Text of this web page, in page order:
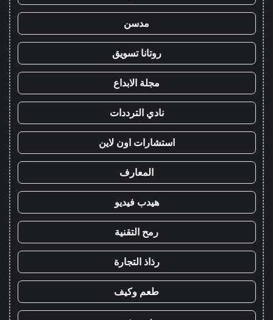
مدسن
روتانا تسويق
مجلة الابداع
نادي الترددات
استشارات اون لاين
المعارف
هيدب فيديو
رمح التقنية
رذاذ التجارة
طعم وكيف